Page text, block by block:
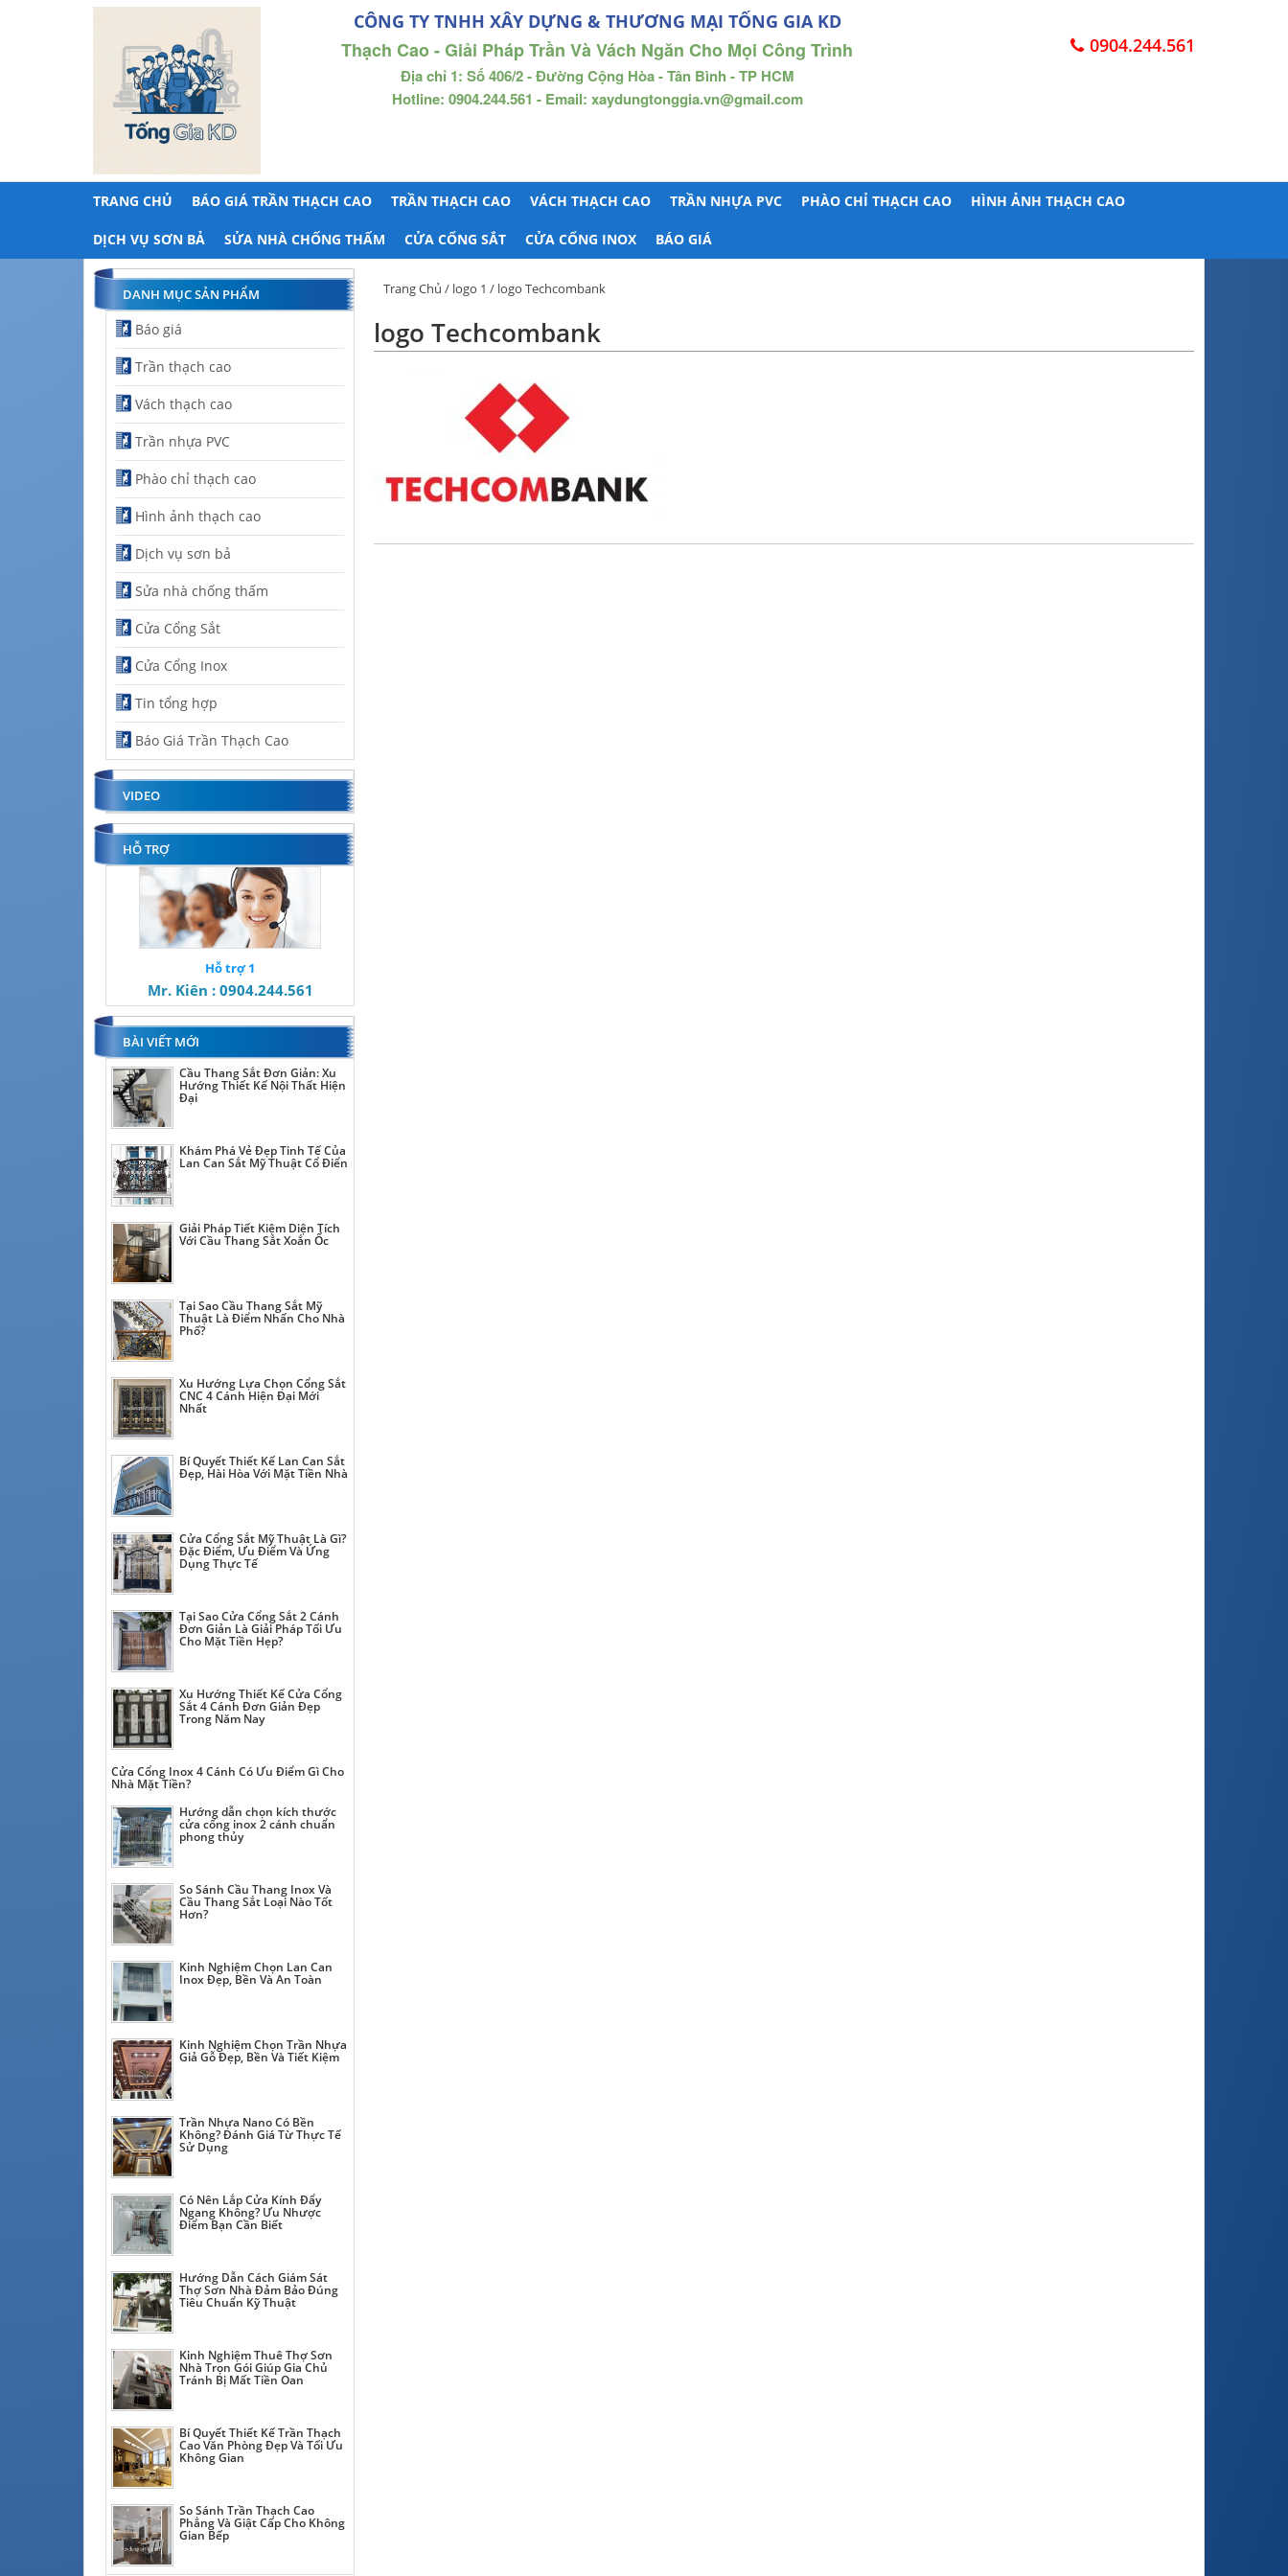
CÔNG TY TNHH XÂY DỰNG & THƯƠNG MẠI TỐNG GIA KD
Thạch Cao - Giải Pháp Trần Và Vách Ngăn Cho Mọi Công Trình
Địa chỉ 1: Số 406/2 - Đường Cộng Hòa - Tân Bình - TP HCM
Hotline: 0904.244.561 - Email: xaydungtonggia.vn@gmail.com
0904.244.561
TRANG CHỦ BÁO GIÁ TRẦN THẠCH CAO TRẦN THẠCH CAO VÁCH THẠCH CAO TRẦN NHỰA PVC PHÀO CHỈ THẠCH CAO HÌNH ẢNH THẠCH CAO
DỊCH VỤ SƠN BẢ SỬA NHÀ CHỐNG THẤM CỬA CỔNG SẮT CỬA CỔNG INOX BÁO GIÁ
Trang Chủ / logo 1 / logo Techcombank
logo Techcombank
DANH MỤC SẢN PHẨM
Báo giá
Trần thạch cao
Vách thạch cao
Trần nhựa PVC
Phào chỉ thạch cao
Hình ảnh thạch cao
Dịch vụ sơn bả
Sửa nhà chống thấm
Cửa Cổng Sắt
Cửa Cổng Inox
Tin tổng hợp
Báo Giá Trần Thạch Cao
VIDEO
HỖ TRỢ
Hỗ trợ 1
Mr. Kiên : 0904.244.561
BÀI VIẾT MỚI
Cầu Thang Sắt Đơn Giản: Xu
Hướng Thiết Kế Nội Thất Hiện
Đại
Khám Phá Vẻ Đẹp Tinh Tế Của
Lan Can Sắt Mỹ Thuật Cổ Điển
Giải Pháp Tiết Kiệm Diện Tích
Với Cầu Thang Sắt Xoắn Ốc
Tại Sao Cầu Thang Sắt Mỹ
Thuật Là Điểm Nhấn Cho Nhà
Phố?
Xu Hướng Lựa Chọn Cổng Sắt
CNC 4 Cánh Hiện Đại Mới
Nhất
Bí Quyết Thiết Kế Lan Can Sắt
Đẹp, Hài Hòa Với Mặt Tiền Nhà
Cửa Cổng Sắt Mỹ Thuật Là Gì?
Đặc Điểm, Ưu Điểm Và Ứng
Dụng Thực Tế
Tại Sao Cửa Cổng Sắt 2 Cánh
Đơn Giản Là Giải Pháp Tối Ưu
Cho Mặt Tiền Hẹp?
Xu Hướng Thiết Kế Cửa Cổng
Sắt 4 Cánh Đơn Giản Đẹp
Trong Năm Nay
Cửa Cổng Inox 4 Cánh Có Ưu Điểm Gì Cho
Nhà Mặt Tiền?
Hướng dẫn chọn kích thước
cửa cổng inox 2 cánh chuẩn
phong thủy
So Sánh Cầu Thang Inox Và
Cầu Thang Sắt Loại Nào Tốt
Hơn?
Kinh Nghiệm Chọn Lan Can
Inox Đẹp, Bền Và An Toàn
Kinh Nghiệm Chọn Trần Nhựa
Giả Gỗ Đẹp, Bền Và Tiết Kiệm
Trần Nhựa Nano Có Bền
Không? Đánh Giá Từ Thực Tế
Sử Dụng
Có Nên Lắp Cửa Kính Đẩy
Ngang Không? Ưu Nhược
Điểm Bạn Cần Biết
Hướng Dẫn Cách Giám Sát
Thợ Sơn Nhà Đảm Bảo Đúng
Tiêu Chuẩn Kỹ Thuật
Kinh Nghiệm Thuê Thợ Sơn
Nhà Trọn Gói Giúp Gia Chủ
Tránh Bị Mất Tiền Oan
Bí Quyết Thiết Kế Trần Thạch
Cao Văn Phòng Đẹp Và Tối Ưu
Không Gian
So Sánh Trần Thạch Cao
Phẳng Và Giật Cấp Cho Không
Gian Bếp